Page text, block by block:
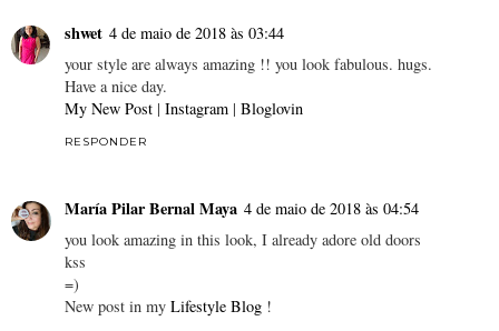
shwet 4 de maio de 2018 às 03:44
your style are always amazing !! you look fabulous. hugs.
Have a nice day.
My New Post | Instagram | Bloglovin
RESPONDER
María Pilar Bernal Maya 4 de maio de 2018 às 04:54
you look amazing in this look, I already adore old doors
kss
=)
New post in my Lifestyle Blog !